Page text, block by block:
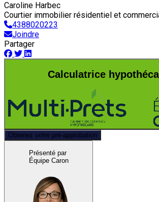
Caroline Harbec
Courtier immobilier résidentiel et
4388020223
Joindre
Partager
Calculatrice
Obtenez votre pré-approbation
Présenté par
Équipe Caron